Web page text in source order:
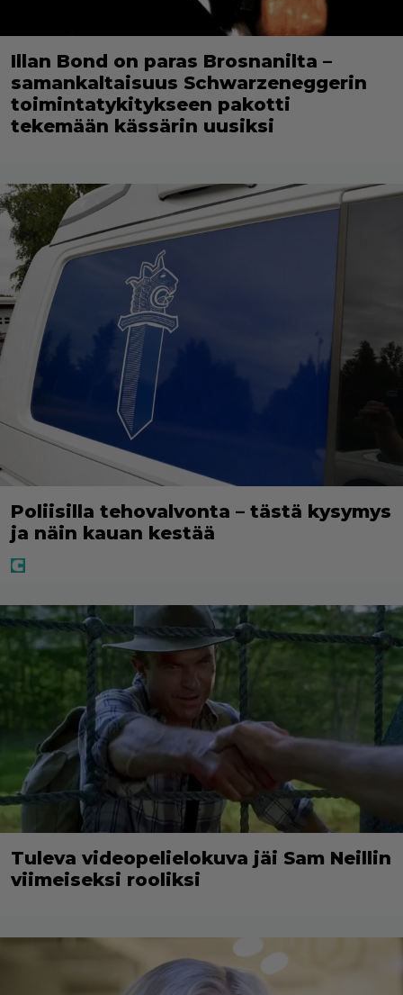
Illan Bond on paras Brosnanilta –
samankaltaisuus Schwarzeneggerin
toimintatykitykseen pakotti
tekemään kässärin uusiksi
Poliisilla tehovalvonta – tästä kysymys
ja näin kauan kestää
Tuleva videopelielokuva jäi Sam Neillin
viimeiseksi rooliksi